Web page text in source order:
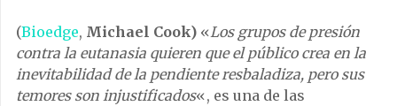
(Bioedge, Michael Cook) «Los grupos de presión
contra la eutanasia quieren que el público crea en la
inevitabilidad de la pendiente resbaladiza, pero sus
temores son injustificados«, es una de las